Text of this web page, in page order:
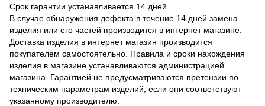
Срок гарантии устанавливается 14 дней.
В случае обнаружения дефекта в течение 14 дней замена
изделия или его частей производится в интернет магазине.
Доставка изделия в интернет магазин производится
покупателем самостоятельно. Правила и сроки нахождения
изделия в магазине устанавливаются администрацией
магазина. Гарантией не предусматриваются претензии по
техническим параметрам изделий, если они соответствуют
указанному производителю.